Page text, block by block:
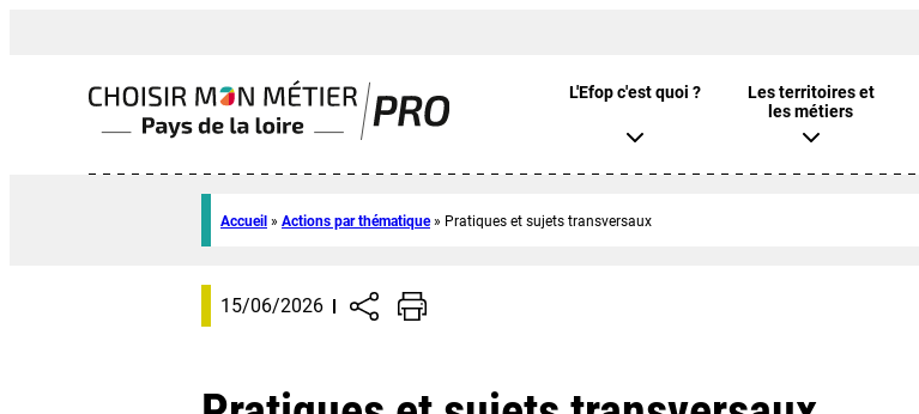
L'Efop c'est quoi ?
Les territoires et
les métiers
Accueil » Actions par thématique» Pratiques et sujets transversaux
15/06/2026